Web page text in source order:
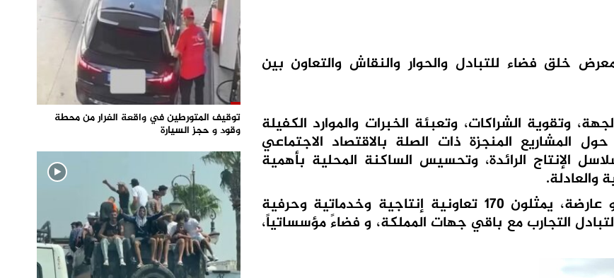
خلق فضاء للتبادل والحوار والنقاش والتعاون بين
وتقوية الشراكات، وتعبئة الخبرات والموارد الكفيلة
المشاريع المنجزة ذات الصلة بالاقتصاد الاجتماعي
الإنتاج الرائدة، وتحسيس الساكنة المحلية بأهمية
والعادلة.
و سيشارك في المعرض ما مجموعه 320 عارضاً و عارضة، يمثلون 170 تعاونية إنتاجية وخدماتية وحرفية
التجارب مع باقي جهات المملكة، و فضاءً مؤسساتياً،
توقيف المتورطين في واقعة الفرار من محطة
وقود و حجز السيارة